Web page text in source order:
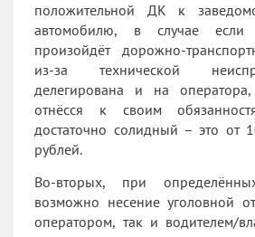
положительной ДК к
автомобилю, в случае
произойдёт дорожно-
из-за технической
делегирована и на
отнёсся к своим
достаточно солидный – это от
рублей.
Во-вторых, при определённых
возможно несение уголовной
оператором, так и водителем/